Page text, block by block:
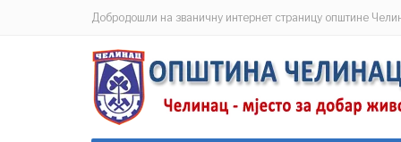
Добродошли на званичну интернет страницу општине